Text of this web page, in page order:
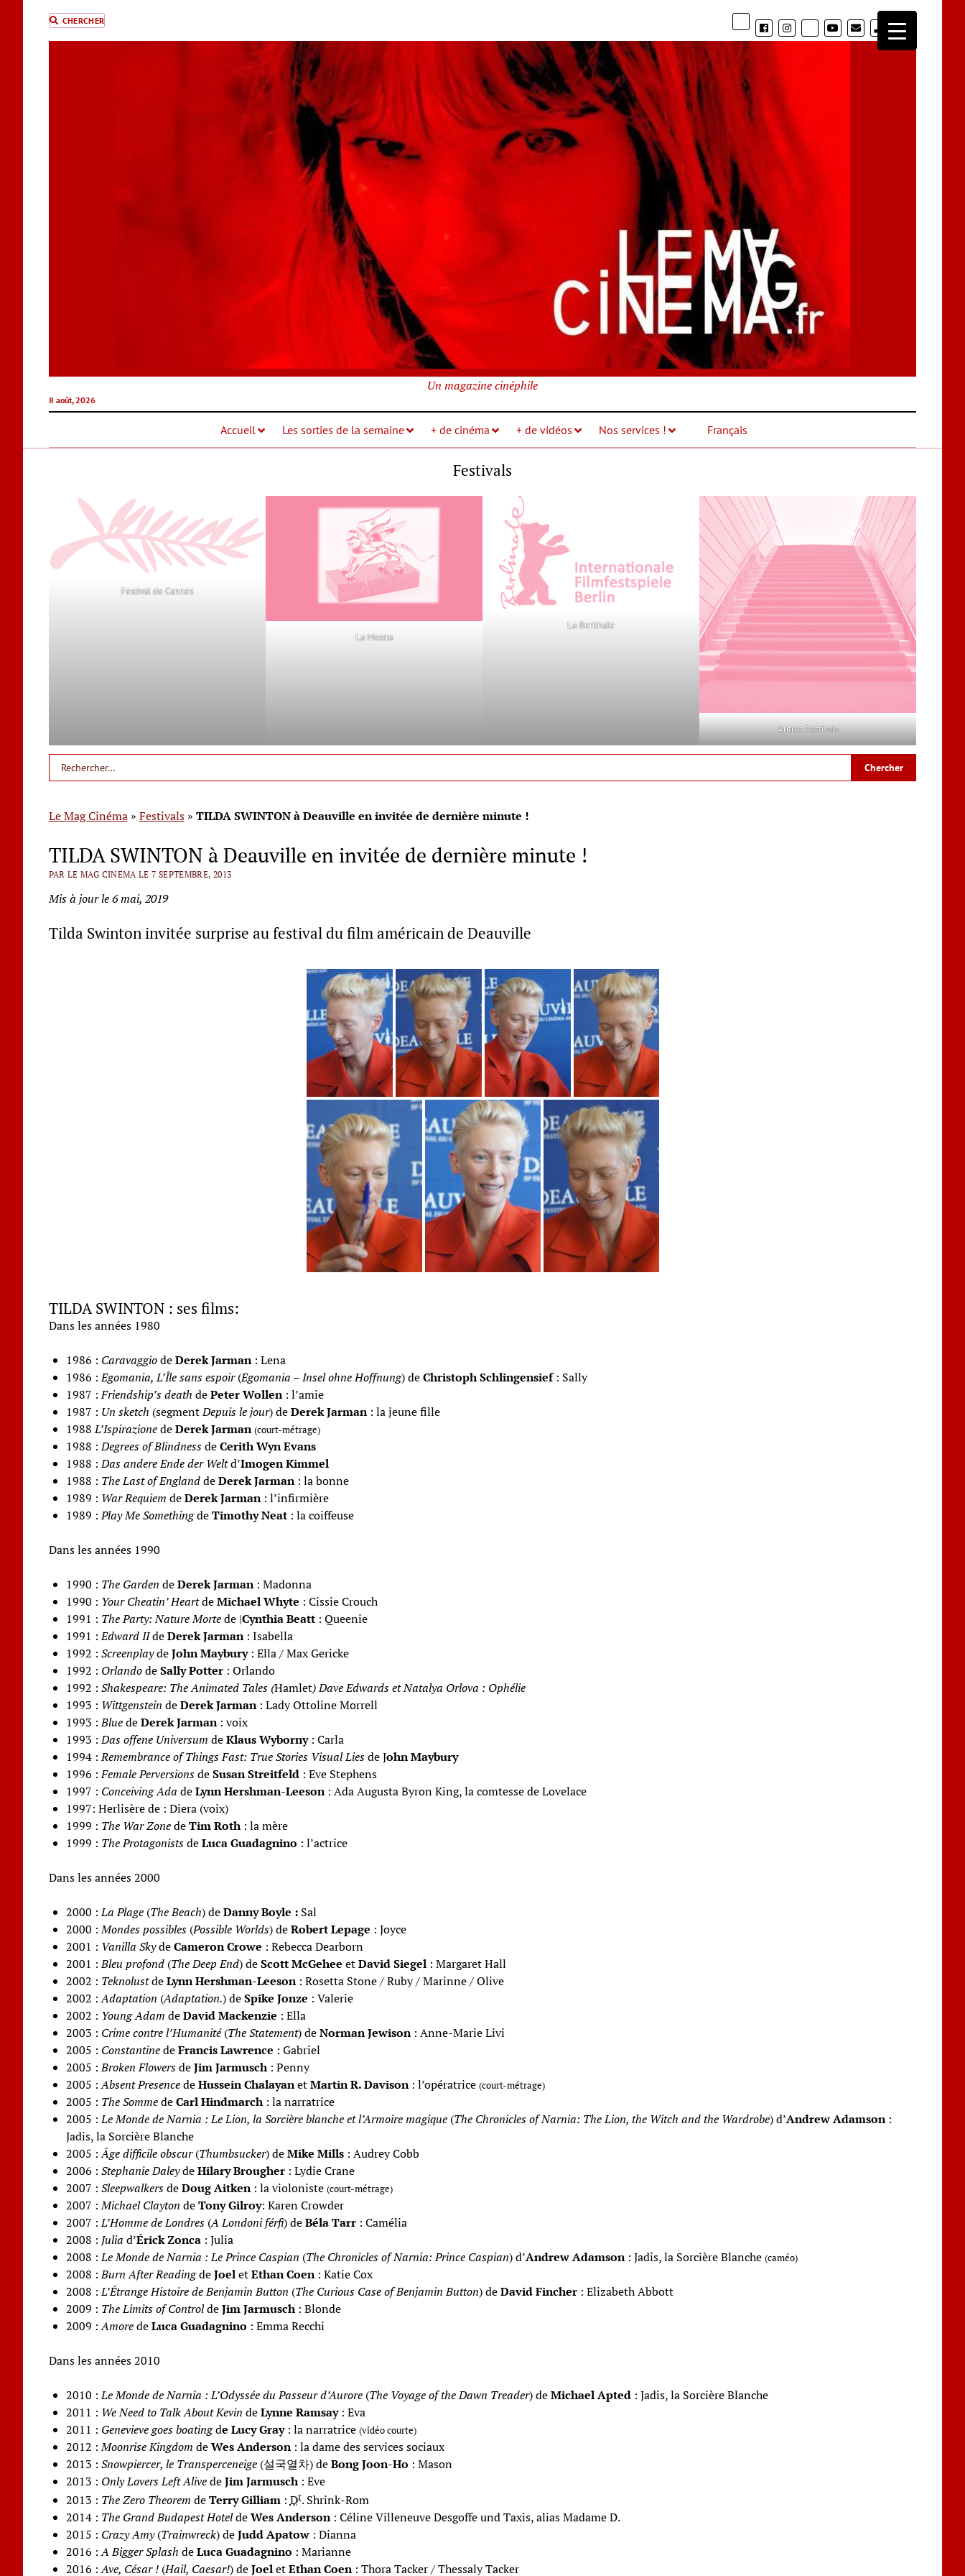
CHERCHER phone
8 août, 2026
Un magazine cinéphile
Accueil Les sorties de la semaine + de cinéma + de vidéos Nos services ! Français
Festivals
Festival de Cannes
La Mostra
La Berlinale
Autres Festivals
Le Mag Cinéma» Festivals» TILDA SWINTON à Deauville en invitée de dernière minute !
TILDA SWINTON à Deauville en invitée de dernière minute !
PAR LE MAG CINEMA LE 7 SEPTEMBRE, 2013
Mis à jour le 6 mai, 2019
Tilda Swinton invitée surprise au festival du film américain de Deauville
TILDA SWINTON : ses films:
Dans les années 1980
1986 : CaravaggiodeDerek Jarman : Lena
1986 :Egomania, L’Île sans espoir(Egomania – Insel ohne Hoffnung) deChristoph Schlingensief: Sally
1987 :Friendship’s death dePeter Wollen: l’amie
1987 : Un sketch (segmentDepuis le jour) deDerek Jarman : la jeune fille
1988L’IspirazionedeDerek Jarman (court-métrage)
1988 :Degrees of BlindnessdeCerith Wyn Evans
1988 :Das andere Ende der Weltd’Imogen Kimmel
1988 : The Last of EnglanddeDerek Jarman: la bonne
1989 : War Requiem deDerek Jarman: l’infirmière
1989 :Play Me SomethingdeTimothy Neat: la coiffeuse
Dans les années 1990
1990 : The Garden deDerek Jarman: Madonna
1990 : Your Cheatin’ HeartdeMichael Whyte : Cissie Crouch
1991 : The Party: Nature Mortede |Cynthia Beatt: Queenie
1991 :Edward IIdeDerek Jarman : Isabella
1992 : ScreenplaydeJohn Maybury: Ella / Max Gericke
1992 : OrlandodeSally Potter: Orlando
1992 : Shakespeare: The Animated Tales (Hamlet) Dave Edwards et Natalya Orlova : Ophélie
1993 : Wittgenstein deDerek Jarman: Lady Ottoline Morrell
1993 :BluedeDerek Jarman: voix
1993 :Das offene Universum deKlaus Wyborny: Carla
1994 :Remembrance of Things Fast: True Stories Visual Liesde John Maybury
1996 :Female PerversionsdeSusan Streitfeld: Eve Stephens
1997 : Conceiving Ada deLynn Hershman-Leeson: Ada Augusta Byron King, la comtesse de Lovelace
1997: Herlisère de : Diera (voix)
1999 : The War ZonedeTim Roth: la mère
1999 : The ProtagonistsdeLuca Guadagnino : l’actrice
Dans les années 2000
2000 :La Plage(The Beach) deDanny Boyle :Sal
2000 :Mondes possibles(Possible Worlds) deRobert Lepage : Joyce
2001 : Vanilla SkydeCameron Crowe : Rebecca Dearborn
2001 :Bleu profond(The Deep End) deScott McGehee etDavid Siegel: Margaret Hall
2002 : TeknolustdeLynn Hershman-Leeson: Rosetta Stone / Ruby / Marinne / Olive
2002 :Adaptation (Adaptation.) deSpike Jonze : Valerie
2002 : Young Adam deDavid Mackenzie : Ella
2003 : Crime contre l’Humanité(The Statement) deNorman Jewison: Anne-Marie Livi
2005 : ConstantinedeFrancis Lawrence : Gabriel
2005 :Broken FlowersdeJim Jarmusch: Penny
2005 :Absent PresencedeHussein ChalayanetMartin R. Davison : l’opératrice (court-métrage)
2005 : The SommedeCarl Hindmarch: la narratrice
2005 :Le Monde de Narnia : Le Lion, la Sorcière blanche et l’Armoire magique(The Chronicles of Narnia: The Lion, the Witch and the Wardrobe) d’Andrew Adamson:
Jadis, la Sorcière Blanche
2005 :Âge difficile obscur(Thumbsucker) deMike Mills: Audrey Cobb
2006 : Stephanie DaleydeHilary Brougher : Lydie Crane
2007 : SleepwalkersdeDoug Aitken: la violoniste (court-métrage)
2007 :Michael Clayton deTony Gilroy: Karen Crowder
2007 :L’Homme de Londres(A Londoni férfi) deBéla Tarr : Camélia
2008 : Julia d’Érick Zonca : Julia
2008 :Le Monde de Narnia : Le Prince Caspian (The Chronicles of Narnia: Prince Caspian) d’Andrew Adamson: Jadis, la Sorcière Blanche (caméo)
2008 :Burn After ReadingdeJoeletEthan Coen: Katie Cox
2008 :L’Étrange Histoire de Benjamin Button (The Curious Case of Benjamin Button) deDavid Fincher: Elizabeth Abbott
2009 : The Limits of ControldeJim Jarmusch: Blonde
2009 :AmoredeLuca Guadagnino : Emma Recchi
Dans les années 2010
2010 :Le Monde de Narnia : L’Odyssée du Passeur d’Aurore(The Voyage of the Dawn Treader) deMichael Apted : Jadis, la Sorcière Blanche
2011 : We Need to Talk About Kevin deLynne Ramsay: Eva
2011 : Genevieve goes boatingde Lucy Gray: la narratrice (vidéo courte)
2012 :Moonrise Kingdom deWes Anderson: la dame des services sociaux
2013 : Snowpiercer, le Transperceneige(설국열차) deBong Joon-Ho : Mason
2013 : Only Lovers Left AlivedeJim Jarmusch : Eve
2013 : The Zero Theorem deTerry Gilliam: Dr. Shrink-Rom
2014 : The Grand Budapest HoteldeWes Anderson : Céline Villeneuve Desgoffe und Taxis, alias Madame D.
2015 : Crazy Amy(Trainwreck) deJudd Apatow: Dianna
2016 :A Bigger Splash deLuca Guadagnino : Marianne
2016 :Ave, César !(Hail, Caesar!) deJoeletEthan Coen: Thora Tacker / Thessaly Tacker